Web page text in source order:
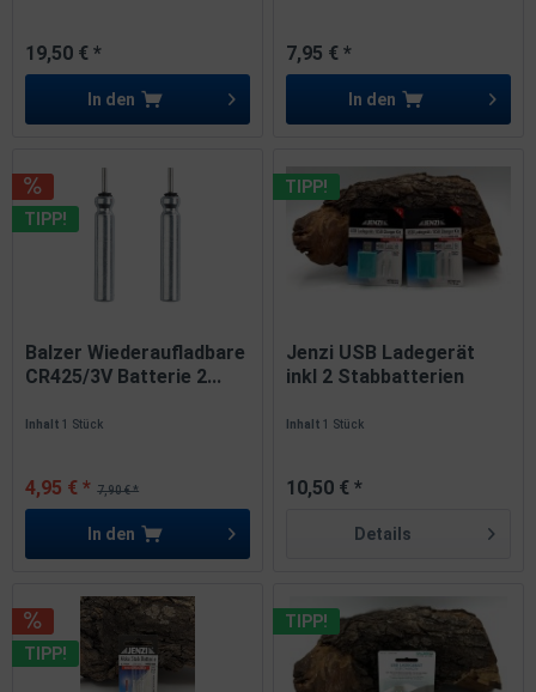
19,50 € *
In den
7,95 € *
In den
TIPP!
Balzer Wiederaufladbare
CR425/3V Batterie 2...
Inhalt1 Stück
7,90 € *
4,95 € *
In den
TIPP!
Jenzi USB Ladegerät
inkl 2 Stabbatterien
Inhalt1 Stück
10,50 € *
Details
TIPP!
TIPP!